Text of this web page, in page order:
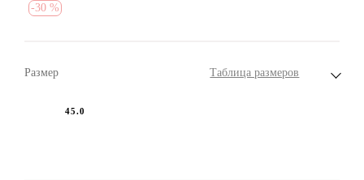
-30 %
Размер Таблица размеров
45.0